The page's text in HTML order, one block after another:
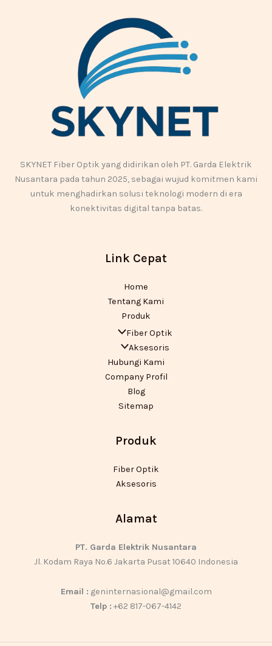
SKYNET Fiber Optik yang didirikan oleh PT. Garda Elektrik
Nusantara pada tahun 2025, sebagai wujud komitmen kami
untuk menghadirkan solusi teknologi modern di era
konektivitas digital tanpa batas.
Link Cepat
Home
Tentang Kami
Produk
Fiber Optik
Aksesoris
Hubungi Kami
Company Profil
Blog
Sitemap
Produk
Fiber Optik
Aksesoris
Alamat
PT. Garda Elektrik Nusantara
Jl. Kodam Raya No.6 Jakarta Pusat 10640 Indonesia
Email : geninternasional@gmail.com
Telp : +62 817-067-4142